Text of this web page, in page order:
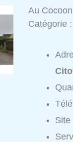
Au
Catégorie :
Site